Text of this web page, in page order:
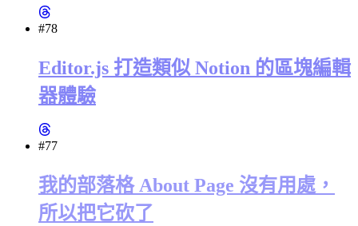
#78
Editor.js 打造類似 Notion 的區塊編輯
器體驗
#77
我的部落格 About Page 沒有用處，
所以把它砍了